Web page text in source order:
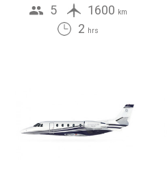
5 1600 km
2 hrs